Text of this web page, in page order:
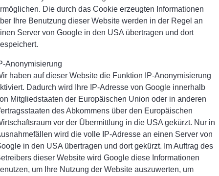
Die durch das Cookie erzeugten Informationen
Ihre Benutzung dieser Website werden in der Regel an
Server von Google in den USA übertragen und dort
Anonymisierung
haben auf dieser Website die Funktion IP-Anonymisierung
Dadurch wird Ihre IP-Adresse von Google innerhalb
Mitgliedstaaten der Europäischen Union oder in anderen
des Abkommens über den Europäischen
vor der Übermittlung in die USA gekürzt. Nur in
wird die volle IP-Adresse an einen Server von
in den USA übertragen und dort gekürzt. Im Auftrag des
dieser Website wird Google diese Informationen
um Ihre Nutzung der Website auszuwerten, um